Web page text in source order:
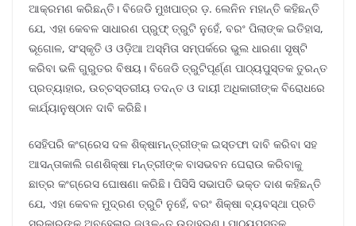
ଆକ୍ରମଣ କରିଛନ୍ତି। ବିଜେଡି ମୁଖପାତ୍ର ଡ଼. ଲେନିନ ମହାନ୍ତି କହିଛନ୍ତି
ଯେ, ଏହା କେବଳ ସାଧାରଣ ପ୍ରୁଫ୍ ତ୍ରୁଟି ନୁହେଁ, ବରଂ ପିଲାଙ୍କ ଇତିହାସ,
ଭୂଗୋଳ, ସଂସ୍କୃତି ଓ ଓଡ଼ିଆ ଅସ୍ମିତା ସମ୍ପର୍କରେ ଭୁଲ ଧାରଣା ସୃଷ୍ଟି
କରିବା ଭଳି ଗୁରୁତର ବିଷୟ। ବିଜେଡି ତ୍ରୁଟିପୂର୍ଣ୍ଣ ପାଠ୍ୟପୁସ୍ତକ ତୁରନ୍ତ
ପ୍ରତ୍ୟାହାର, ଉଚ୍ଚସ୍ତରୀୟ ତଦନ୍ତ ଓ ଦାୟୀ ଅଧିକାରୀଙ୍କ ବିରୋଧରେ
କାର୍ଯ୍ୟାନୁଷ୍ଠାନ ଦାବି କରିଛି।
ସେହିପରି କଂଗ୍ରେସ ଦଳ ଶିକ୍ଷାମନ୍ତ୍ରୀଙ୍କ ଇସ୍ତଫା ଦାବି କରିବା ସହ
ଆସନ୍ତାକାଲି ଗଣଶିକ୍ଷା ମନ୍ତ୍ରୀଙ୍କ ବାସଭବନ ଘେରାଉ କରିବାକୁ
ଛାତ୍ର କଂଗ୍ରେସ ଘୋଷଣା କରିଛି। ପିସିସି ସଭାପତି ଭକ୍ତ ଦାଶ କହିଛନ୍ତି
ଯେ, ଏହା କେବଳ ମୁଦ୍ରଣ ତ୍ରୁଟି ନୁହେଁ, ବରଂ ଶିକ୍ଷା ବ୍ୟବସ୍ଥା ପ୍ରତି